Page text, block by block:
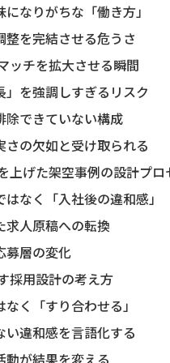
なりがちな「働き方」
を完結させる危うさ
ッチを拡大させる瞬間
」を強調しすぎるリスク
除できていない構成
の欠如と受け取られる
上げた架空事例の設計プロ
なく「入社後の違和感」
求人原稿への転換
募層の変化
採用設計の考え方
く「すり合わせる」
違和感を言語化する
が結果を変える